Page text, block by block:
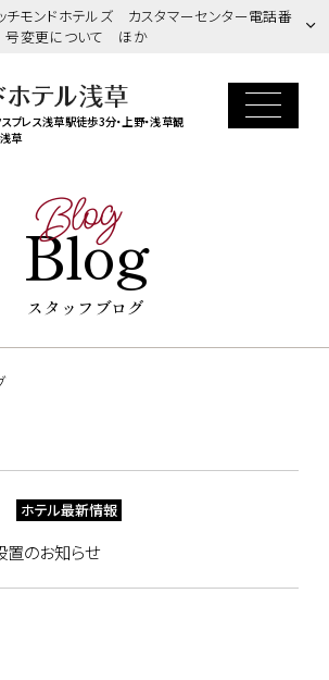
チモンドホテルズ カスタマーセンター電話番
号変更について ほか
プレス浅草駅徒歩3分・上野・浅草観
草
Blog
Blog
スタッフブログ
ホテル最新情報
置のお知らせ